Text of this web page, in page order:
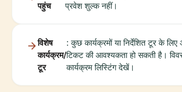
पहुंच
प्रवेश शुल्क नहीं।
विशेष
कार्यक्रम/
टूर
: कुछ कार्यक्रमों या निर्देशित टूर के लिए
टिकट की आवश्यकता हो सकती है।
कार्यक्रम लिस्टिंग देखें।